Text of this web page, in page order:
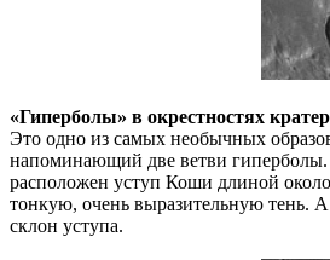
«Гиперболы» в окрестностях
Это одно из самых необычных
напоминающий две ветви гиперболы.
расположен уступ Коши длиной
тонкую, очень выразительную тень.
склон уступа.